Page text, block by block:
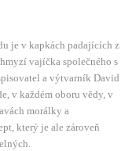
je v kapkách padajících z
vajíčka společného s
a výtvarník David
v každém oboru vědy, v
morálky a
který je ale zároveň